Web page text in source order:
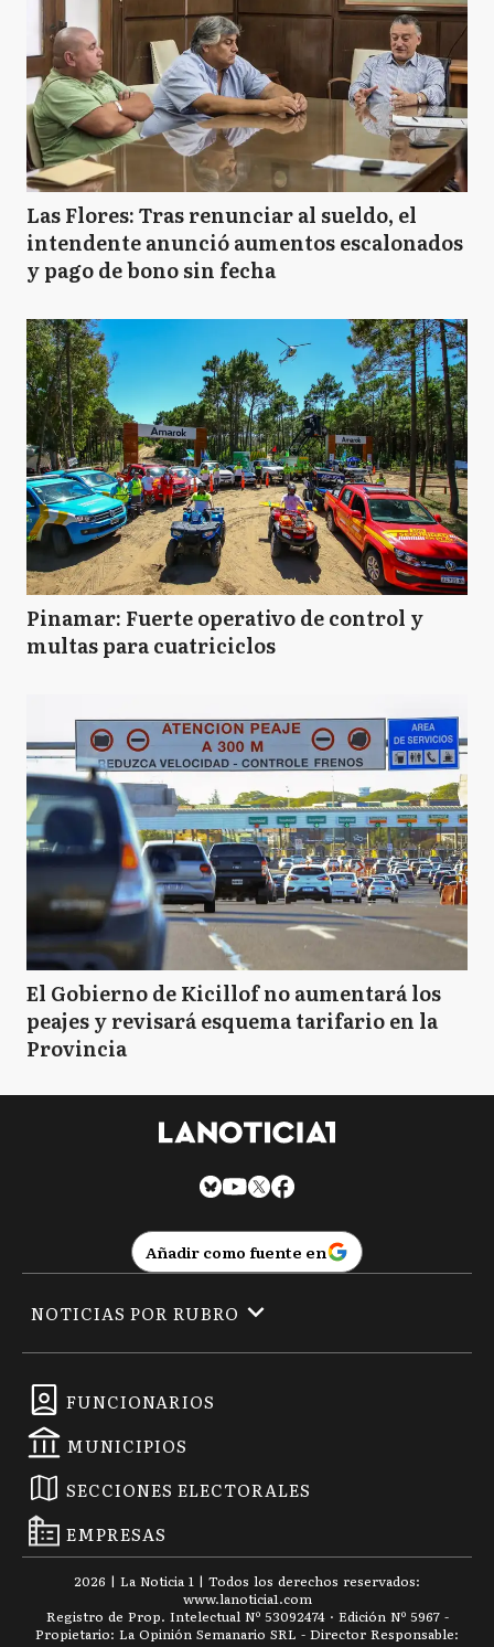
Las Flores: Tras renunciar al sueldo, el
intendente anunció aumentos escalonados
y pago de bono sin fecha
Pinamar: Fuerte operativo de control y
multas para cuatriciclos
El Gobierno de Kicillof no aumentará los
peajes y revisará esquema tarifario en la
Provincia
Añadir como fuente en
FUNCIONARIOS
MUNICIPIOS
SECCIONES ELECTORALES
EMPRESAS
NOTICIAS POR RUBRO
2026 | La Noticia 1 | Todos los derechos reservados:
www.lanoticia1.com
Registro de Prop. Intelectual Nº 53092474 · Edición Nº 5967 -
Propietario: La Opinión Semanario SRL - Director Responsable: